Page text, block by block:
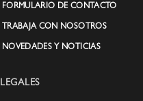
FORMULARIO DE CONTACTO
TRABAJA CON NOSOTROS
NOVEDADES Y NOTICIAS
LEGALES